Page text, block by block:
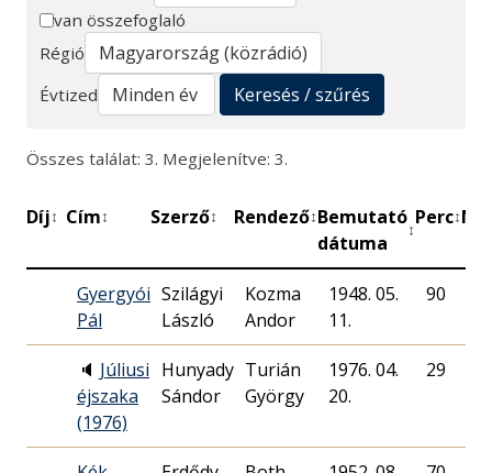
Keresés
van összefoglaló
Régió
Évtized
Keresés / szűrés
Összes találat: 3. Megjelenítve: 3.
Díj↕ Cím↕ Szerző↕ Rendező↕Bemutató
dátuma
↕
Perc↕
Gyergyói
Pál
Szilágyi
László
Kozma
Andor
1948. 05.
11.
90
🔈 Júliusi
éjszaka
(1976)
Hunyady
Sándor
Turián
György
1976. 04.
20.
29